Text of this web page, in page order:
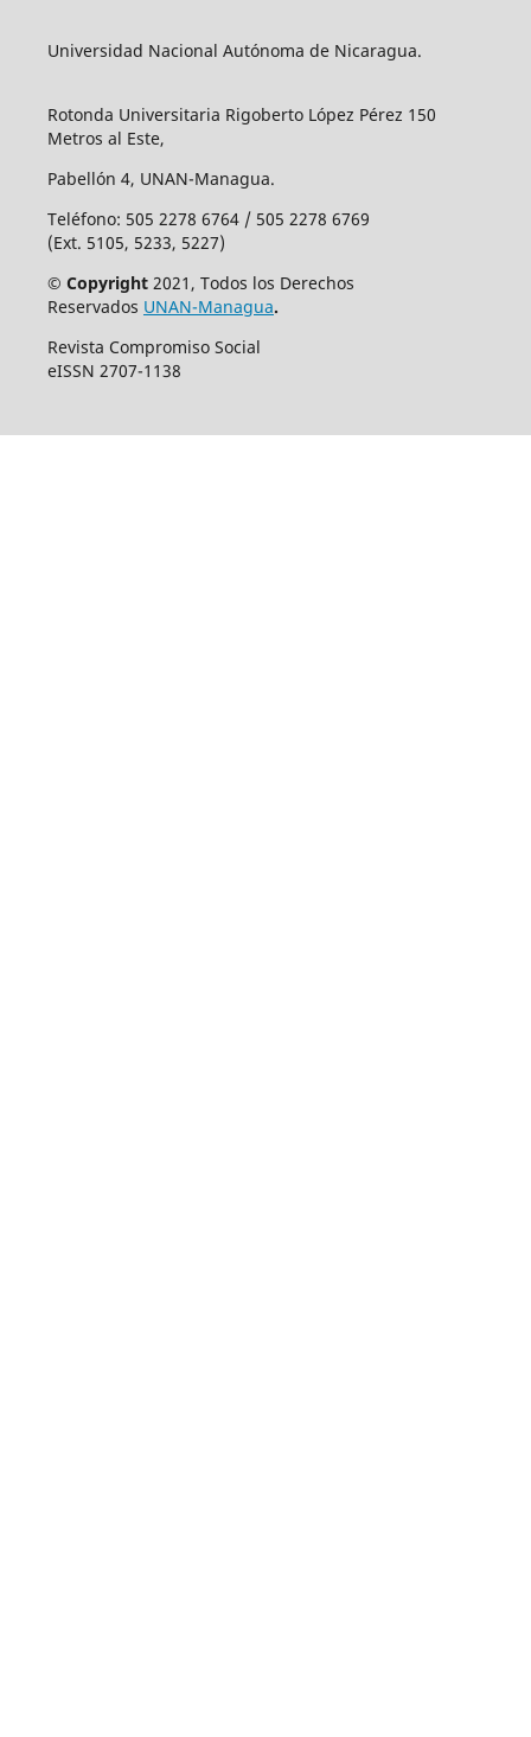
Universidad Nacional Autónoma de Nicaragua.
Rotonda Universitaria Rigoberto López Pérez 150
Metros al Este,
Pabellón 4, UNAN-Managua.
Teléfono: 505 2278 6764 / 505 2278 6769
(Ext. 5105, 5233, 5227)
© Copyright2021, Todos los Derechos
Reservados UNAN-Managua.
Revista Compromiso Social
eISSN 2707-1138